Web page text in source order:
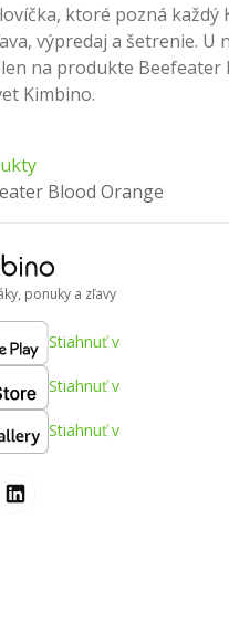
ktoré pozná každý
výpredaj a šetrenie. U
na produkte Beefeater
Kimbino.
Blood Orange
ponuky a zľavy
Stiahnuť v
Stiahnuť v
Stiahnuť v